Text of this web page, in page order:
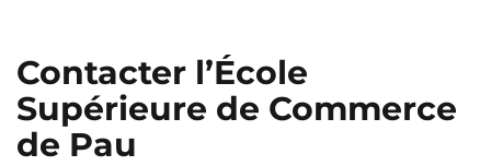
Pau Reims
Rennes Rouen
Contacter l’École
Supérieure de Commerce
de Pau